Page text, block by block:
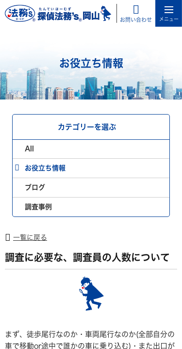
お問い合わせ
お役立ち情報
カテゴリーを選ぶ
All
お役立ち情報
ブログ
調査事例
一覧に戻る
調査に必要な、調査員の人数について
まず、徒歩尾行なのか・車両尾行なのか(全部自分の
車で移動or途中で誰かの車に乗り込む)・また出口が